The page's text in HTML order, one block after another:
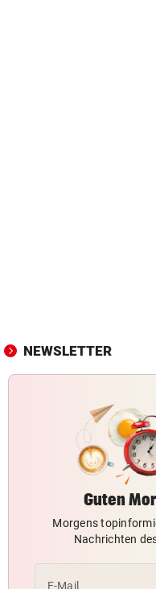
NEWSLETTER
Guten
Morgens
Nachrichten
E-Mail